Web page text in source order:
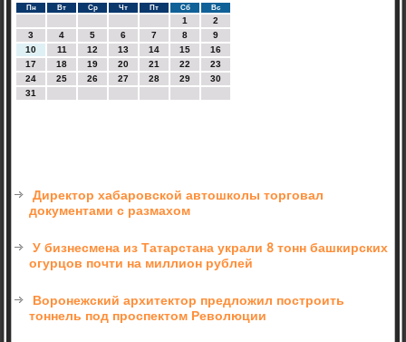
Пн Вт Ср Чт Пт Сб Вс
1
2
3
4 5 6 7 8
9
10
11 12 13 14 15
16
17
18 19 20 21 22
23
24
25 26 27 28 29
30
31
Директор хабаровской автошколы торговал
документами с размахом
У бизнесмена из Татарстана украли 8 тонн башкирских
огурцов почти на миллион рублей
Воронежский архитектор предложил построить
тоннель под проспектом Революции